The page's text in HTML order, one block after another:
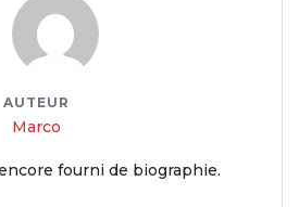
AUTEUR
Marco
fourni de biographie.